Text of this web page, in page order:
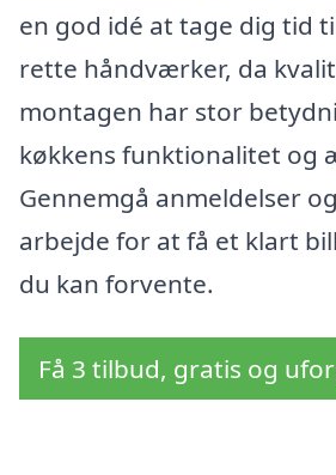
en god idé at tage dig tid
rette håndværker, da
montagen har stor
køkkens funktionalitet og
Gennemgå anmeldelser
arbejde for at få et klart
du kan forvente.
Få 3 tilbud, gratis og